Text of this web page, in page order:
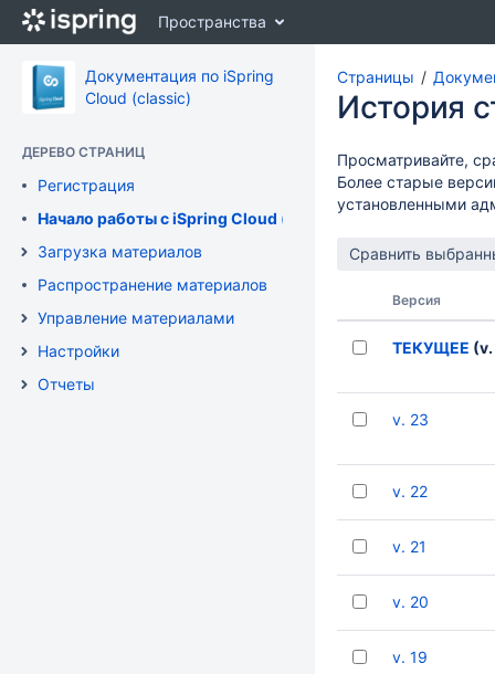
Перейти
содержимому
assistive.skiplink.to.breadcrumbs
assistive.skiplink.to.quick.search
Пространства
Документация по iSpring
Cloud (classic)
ДЕРЕВО СТРАНИЦ
Регистрация
Начало работы с iSpring Cloud (classic)
Загрузка материалов
Распространение материалов
Управление материалами
Настройки
Отчеты
Страницы
История
Просматривайте,
Более старые
установленными
Версия
ТЕКУЩЕЕ
v. 23
v. 22
v. 21
v. 20
v. 19